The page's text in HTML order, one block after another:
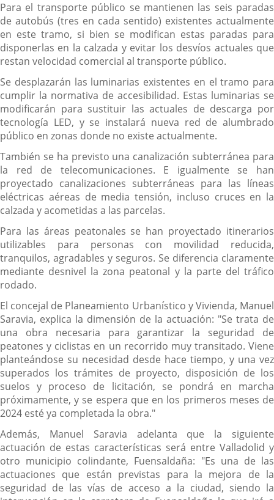
Para el transporte público se mantienen las seis paradas
de autobús (tres en cada sentido) existentes actualmente
en este tramo, si bien se modifican estas paradas para
disponerlas en la calzada y evitar los desvíos actuales que
restan velocidad comercial al transporte público.
Se desplazarán las luminarias existentes en el tramo para
cumplir la normativa de accesibilidad. Estas luminarias se
modificarán para sustituir las actuales de descarga por
tecnología LED, y se instalará nueva red de alumbrado
público en zonas donde no existe actualmente.
También se ha previsto una canalización subterránea para
la red de telecomunicaciones. E igualmente se han
proyectado canalizaciones subterráneas para las líneas
eléctricas aéreas de media tensión, incluso cruces en la
calzada y acometidas a las parcelas.
Para las áreas peatonales se han proyectado itinerarios
utilizables para personas con movilidad reducida,
tranquilos, agradables y seguros. Se diferencia claramente
mediante desnivel la zona peatonal y la parte del tráfico
rodado.
El concejal de Planeamiento Urbanístico y Vivienda, Manuel
Saravia, explica la dimensión de la actuación: "Se trata de
una obra necesaria para garantizar la seguridad de
peatones y ciclistas en un recorrido muy transitado. Viene
planteándose su necesidad desde hace tiempo, y una vez
superados los trámites de proyecto, disposición de los
suelos y proceso de licitación, se pondrá en marcha
próximamente, y se espera que en los primeros meses de
2024 esté ya completada la obra."
Además, Manuel Saravia adelanta que la siguiente
actuación de estas características será entre Valladolid y
otro municipio colindante, Fuensaldaña: "Es una de las
actuaciones que están previstas para la mejora de la
seguridad de las vías de acceso a la ciudad, siendo la